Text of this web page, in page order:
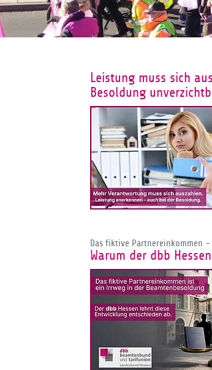
Leistung muss sich
Besoldung
Das fiktive Partnereinkommen
Warum der dbb